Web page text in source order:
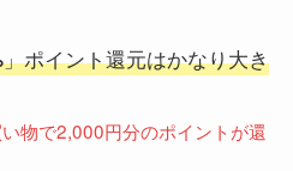
」ポイント還元はかなり大き
物で2,000円分のポイントが還